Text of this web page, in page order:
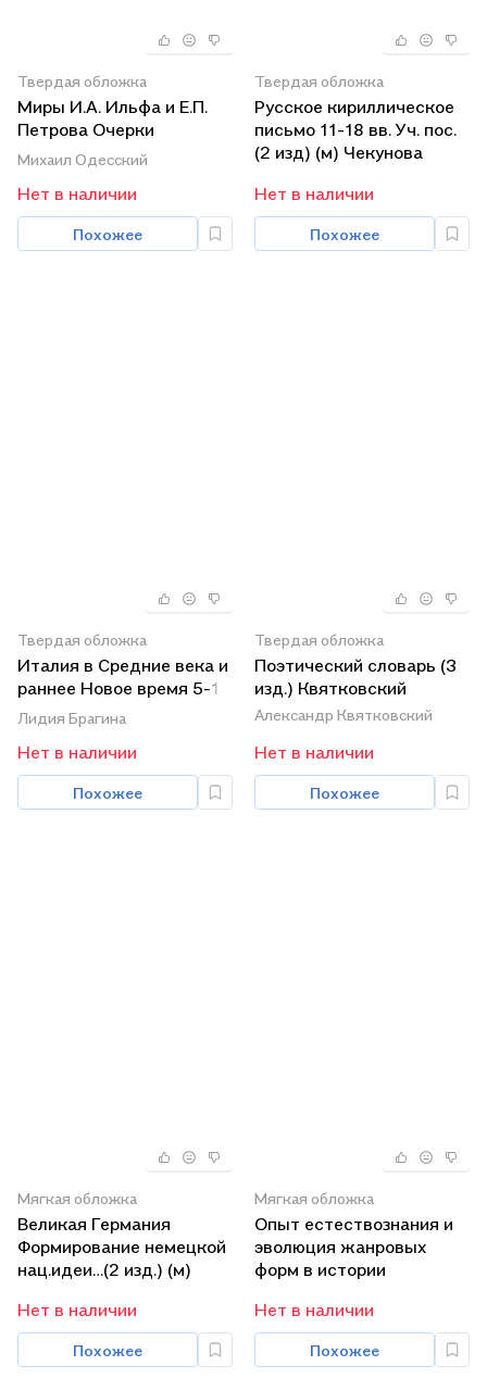
Твердая обложка
Миры И.А. Ильфа и Е.П.
Петрова Очерки
вербализованной
Одесский
Михаил Одесский
Нет в наличии
Похожее
Твердая обложка
Русское кириллическое
письмо 11-18 вв. Уч. пос.
(2 изд) (м) Чекунова
Нет в наличии
Похожее
Твердая обложка
Италия в Средние века и
раннее Новое время 5-17
вв (м) Брагина
Лидия Брагина
Нет в наличии
Похожее
Твердая обложка
Поэтический словарь (3
изд.) Квятковский
Александр Квятковский
Нет в наличии
Похожее
Мягкая обложка
Великая Германия
Формирование немецкой
нац.идеи…(2 изд.) (м)
Нет в наличии
Похожее
Мягкая обложка
Опыт естествознания и
эволюция жанровых
форм в истории
Нет в наличии
Похожее